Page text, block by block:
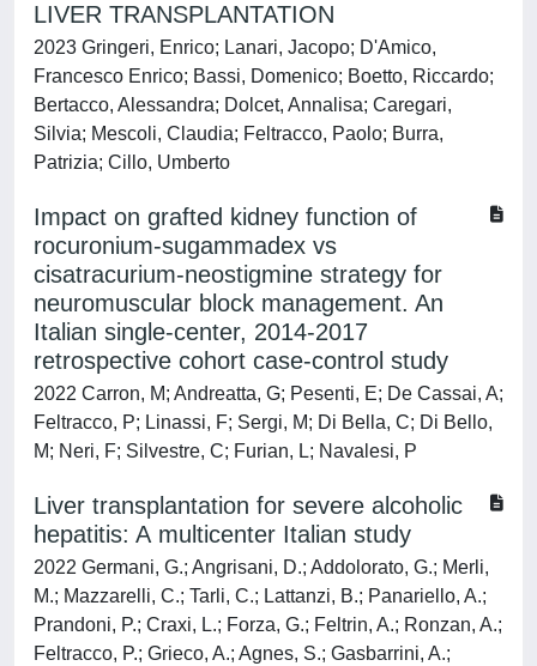
LIVER TRANSPLANTATION
2023 Gringeri, Enrico; Lanari, Jacopo; D'Amico,
Francesco Enrico; Bassi, Domenico; Boetto, Riccardo;
Bertacco, Alessandra; Dolcet, Annalisa; Caregari,
Silvia; Mescoli, Claudia; Feltracco, Paolo; Burra,
Patrizia; Cillo, Umberto
Impact on grafted kidney function of
rocuronium-sugammadex vs
cisatracurium-neostigmine strategy for
neuromuscular block management. An
Italian single-center, 2014-2017
retrospective cohort case-control study
2022 Carron, M; Andreatta, G; Pesenti, E; De Cassai, A;
Feltracco, P; Linassi, F; Sergi, M; Di Bella, C; Di Bello,
M; Neri, F; Silvestre, C; Furian, L; Navalesi, P
Liver transplantation for severe alcoholic
hepatitis: A multicenter Italian study
2022 Germani, G.; Angrisani, D.; Addolorato, G.; Merli,
M.; Mazzarelli, C.; Tarli, C.; Lattanzi, B.; Panariello, A.;
Prandoni, P.; Craxi, L.; Forza, G.; Feltrin, A.; Ronzan, A.;
Feltracco, P.; Grieco, A.; Agnes, S.; Gasbarrini, A.;